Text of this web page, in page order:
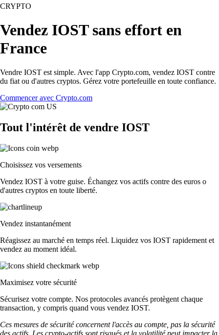
CRYPTO
Vendez IOST sans effort en
France
Vendre IOST est simple. Avec l'app Crypto.com, vendez IOST contre
du fiat ou d'autres cryptos. Gérez votre portefeuille en toute confiance.
Commencer avec Crypto.com
Tout l'intérêt de vendre IOST
Choisissez vos versements
Vendez IOST à votre guise. Échangez vos actifs contre des euros o
d'autres cryptos en toute liberté.
Vendez instantanément
Réagissez au marché en temps réel. Liquidez vos IOST rapidement et
vendez au moment idéal.
Maximisez votre sécurité
Sécurisez votre compte. Nos protocoles avancés protègent chaque
transaction, y compris quand vous vendez IOST.
Ces mesures de sécurité concernent l'accès au compte, pas la sécurité
des actifs. Les crypto-actifs sont risqués et la volatilité peut impacter la